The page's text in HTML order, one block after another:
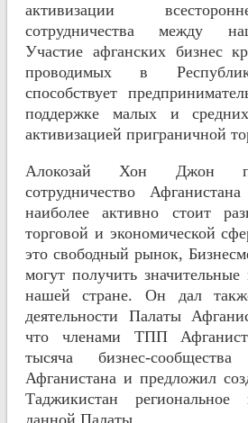
активизации
сотрудничества между
Участие афганских бизнес
проводимых в
способствует
поддержке малых и
активизацией приграничной
Алокозай Хон Джон
сотрудничество
наиболее активно стоит
торговой и экономической
это свободный рынок,
могут получить
нашей стране. Он дал
деятельности Палаты
что членами ТПП
тысяча бизнес-
Афганистана и предложил
Таджикистан региональное